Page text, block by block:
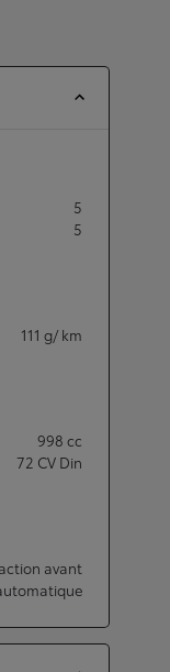
5
5
111 g/ km
998 cc
72 CV Din
avant